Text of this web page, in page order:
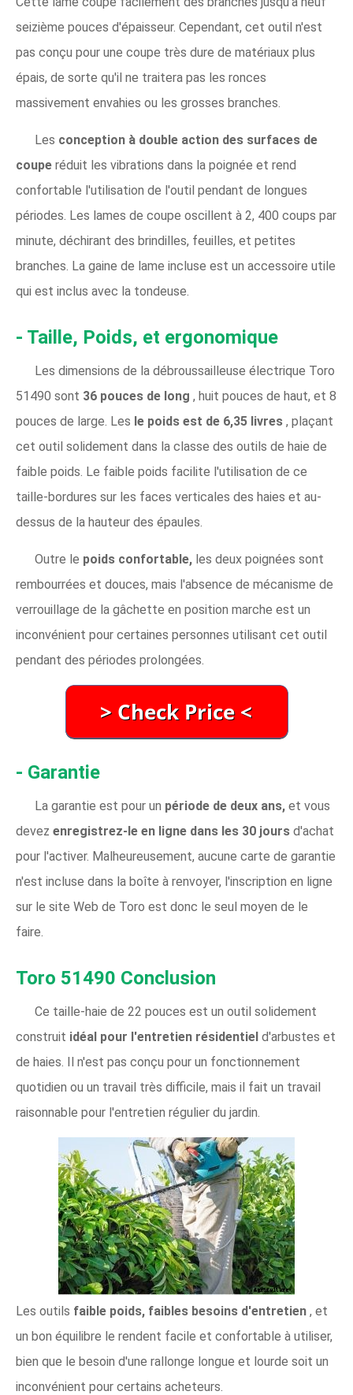
seizième pouces d'épaisseur. Cependant, cet outil n'est
pas conçu pour une coupe très dure de matériaux plus
épais, de sorte qu'il ne traitera pas les ronces
massivement envahies ou les grosses branches.
Les conception à double action des surfaces de
coupe réduit les vibrations dans la poignée et rend
confortable l'utilisation de l'outil pendant de longues
périodes. Les lames de coupe oscillent à 2, 400 coups par
minute, déchirant des brindilles, feuilles, et petites
branches. La gaine de lame incluse est un accessoire utile
qui est inclus avec la tondeuse.
- Taille, Poids, et ergonomique
Les dimensions de la débroussailleuse électrique Toro
51490 sont 36 pouces de long , huit pouces de haut, et 8
pouces de large. Les le poids est de 6,35 livres , plaçant
cet outil solidement dans la classe des outils de haie de
faible poids. Le faible poids facilite l'utilisation de ce
taille-bordures sur les faces verticales des haies et au-
dessus de la hauteur des épaules.
Outre le poids confortable, les deux poignées sont
rembourrées et douces, mais l'absence de mécanisme de
verrouillage de la gâchette en position marche est un
inconvénient pour certaines personnes utilisant cet outil
pendant des périodes prolongées.
- Garantie
La garantie est pour un période de deux ans, et vous
devez enregistrez-le en ligne dans les 30 jours d'achat
pour l'activer. Malheureusement, aucune carte de garantie
n'est incluse dans la boîte à renvoyer, l'inscription en ligne
sur le site Web de Toro est donc le seul moyen de le
faire.
Toro 51490 Conclusion
Ce taille-haie de 22 pouces est un outil solidement
construit idéal pour l'entretien résidentiel d'arbustes et
de haies. Il n'est pas conçu pour un fonctionnement
quotidien ou un travail très difficile, mais il fait un travail
raisonnable pour l'entretien régulier du jardin.
Les outils faible poids, faibles besoins d'entretien , et
un bon équilibre le rendent facile et confortable à utiliser,
bien que le besoin d'une rallonge longue et lourde soit un
inconvénient pour certains acheteurs.